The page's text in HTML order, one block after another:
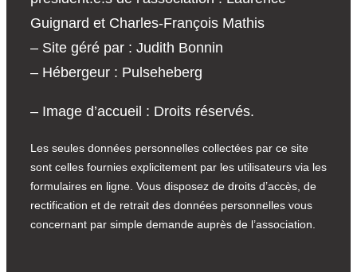
Guignard et Charles-François Mathis
– Site géré par : Judith Bonnin
– Hébergeur : Pulseheberg
– Image d’accueil : Droits réservés.
Les seules données personnelles collectées par ce site
sont celles fournies explicitement par les utilisateurs via les
formulaires en ligne. Vous disposez de droits d’accès, de
rectification et de retrait des données personnelles vous
concernant par simple demande auprès de l’association.